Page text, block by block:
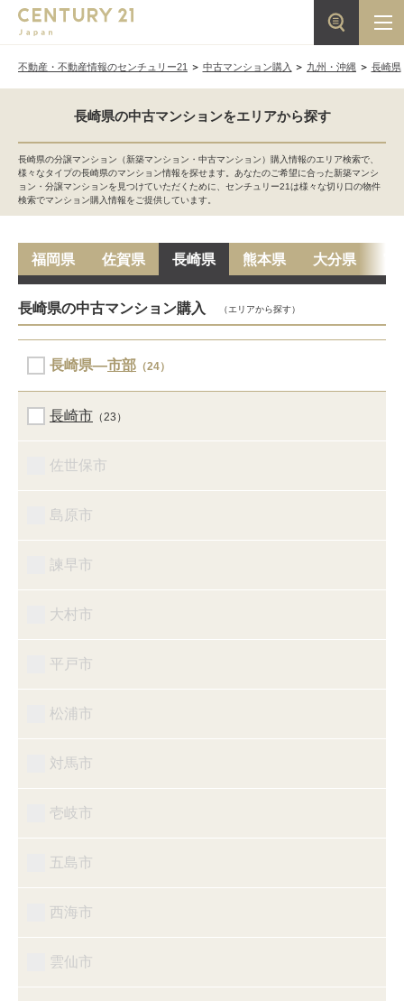
不動産・不動産情報のセンチュリー21 中古マンション購入 九州・沖縄 長崎県
長崎県の中古マンションをエリアから探す
長崎県の分譲マンション（新築マンション・中古マンション）購入情報のエリア検索で、
様々なタイプの長崎県のマンション情報を探せます。あなたのご希望に合った新築マンシ
ョン・分譲マンションを見つけていただくために、センチュリー21は様々な切り口の物件
検索でマンション購入情報をご提供しています。
福岡県 佐賀県 長崎県 熊本県 大分県
長崎県の中古マンション購入 （エリアから探す）
長崎県―市部 （24）
長崎市 （23）
佐世保市
島原市
諫早市
大村市
平戸市
松浦市
対馬市
壱岐市
五島市
西海市
雲仙市